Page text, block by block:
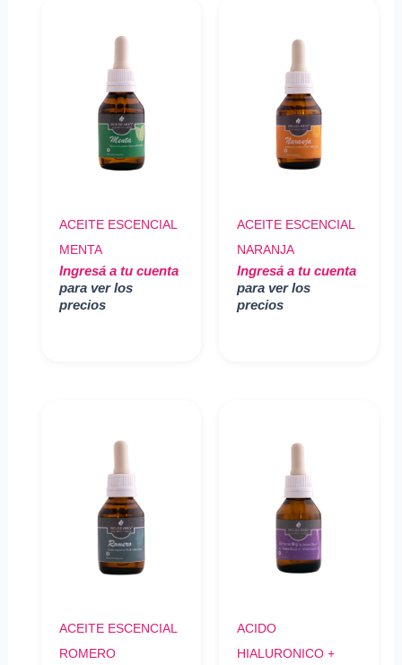
ACEITE ESCENCIAL
MENTA
Ingresá a tu cuenta
para ver los
precios
ACEITE ESCENCIAL
NARANJA
Ingresá a tu cuenta
para ver los
precios
ACEITE ESCENCIAL
ROMERO
ACIDO
HIALURONICO +